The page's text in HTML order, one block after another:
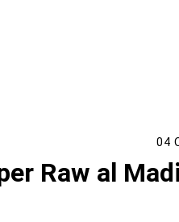
04
Raw al